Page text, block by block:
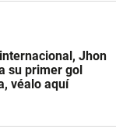
Jhon
su primer gol
véalo aquí